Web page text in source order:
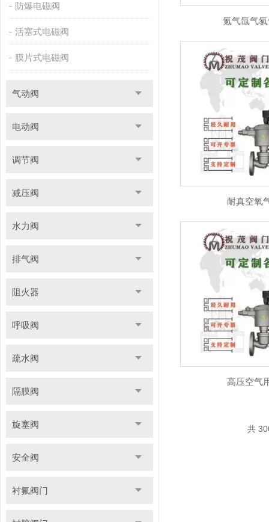
防爆电磁阀
活塞式电磁阀
膜片式电磁阀
气动阀
电动阀
调节阀
减压阀
水力阀
排气阀
阻火器
呼吸阀
疏水阀
隔膜阀
旋塞阀
安全阀
衬氟阀门
氪气氙气
耐真空氧
高压空气
共